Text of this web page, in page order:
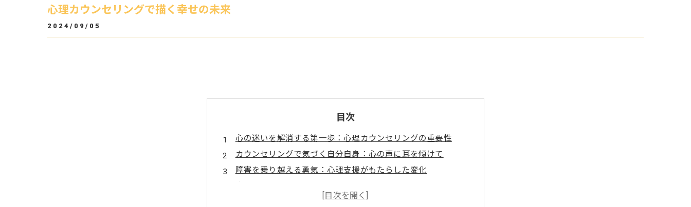
心理カウンセリングで描く幸せの未来
2024/09/05
目次
心の迷いを解消する第一歩：心理カウンセリングの重要性
カウンセリングで気づく自分自身：心の声に耳を傾けて
障害を乗り越える勇気：心理支援がもたらした変化
心理カウンセリングを通じて得られる新たな未来